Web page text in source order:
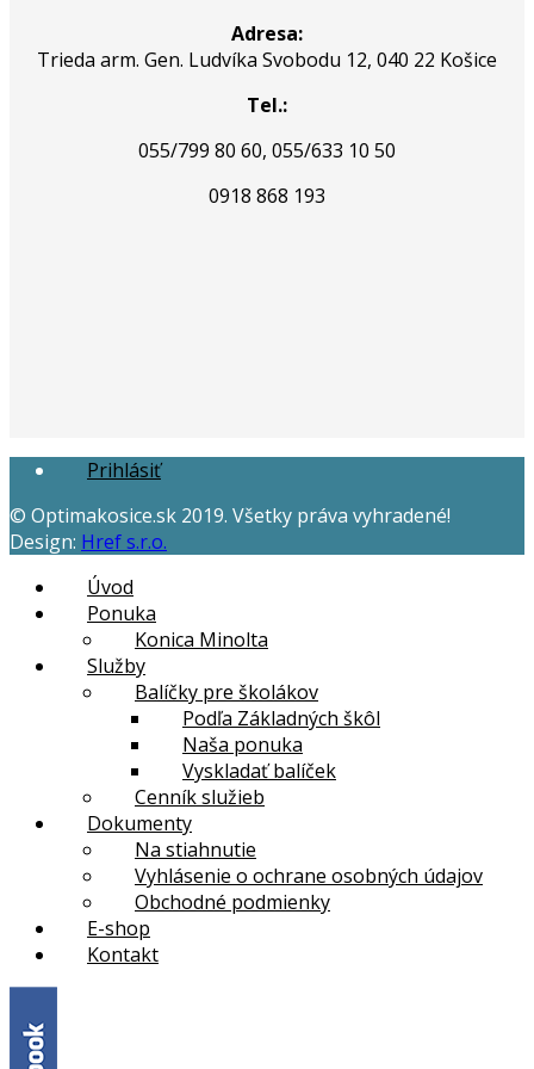
Adresa:
Trieda arm. Gen. Ludvíka Svobodu 12, 040 22 Košice
Tel.:
055/799 80 60, 055/633 10 50
0918 868 193
Prihlásiť
© Optimakosice.sk 2019. Všetky práva vyhradené!
Design: Href s.r.o.
Úvod
Ponuka
Konica Minolta
Služby
Balíčky pre školákov
Podľa Základných škôl
Naša ponuka
Vyskladať balíček
Cenník služieb
Dokumenty
Na stiahnutie
Vyhlásenie o ochrane osobných údajov
Obchodné podmienky
E-shop
Kontakt